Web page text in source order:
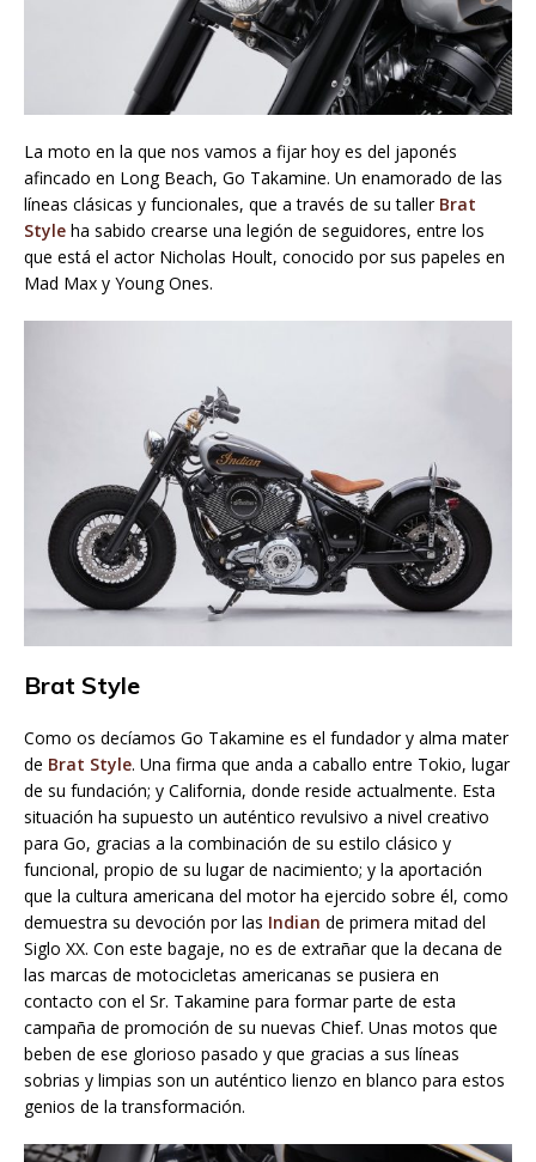
La moto en la que nos vamos a fijar hoy es del japonés
afincado en Long Beach, Go Takamine. Un enamorado de las
líneas clásicas y funcionales, que a través de su tallerBrat
Style ha sabido crearse una legión de seguidores, entre los
que está el actor Nicholas Hoult, conocido por sus papeles en
Mad Max y Young Ones.
Brat Style
Como os decíamos Go Takamine es el fundador y alma mater
de Brat Style. Una firma que anda a caballo entre Tokio, lugar
de su fundación; y California, donde reside actualmente. Esta
situación ha supuesto un auténtico revulsivo a nivel creativo
para Go, gracias a la combinación de su estilo clásico y
funcional, propio de su lugar de nacimiento; y la aportación
que la cultura americana del motor ha ejercido sobre él, como
demuestra su devoción por las Indian de primera mitad del
Siglo XX. Con este bagaje, no es de extrañar que la decana de
las marcas de motocicletas americanas se pusiera en
contacto con el Sr. Takamine para formar parte de esta
campaña de promoción de su nuevas Chief. Unas motos que
beben de ese glorioso pasado y que gracias a sus líneas
sobrias y limpias son un auténtico lienzo en blanco para estos
genios de la transformación.